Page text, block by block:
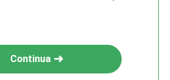
Continua